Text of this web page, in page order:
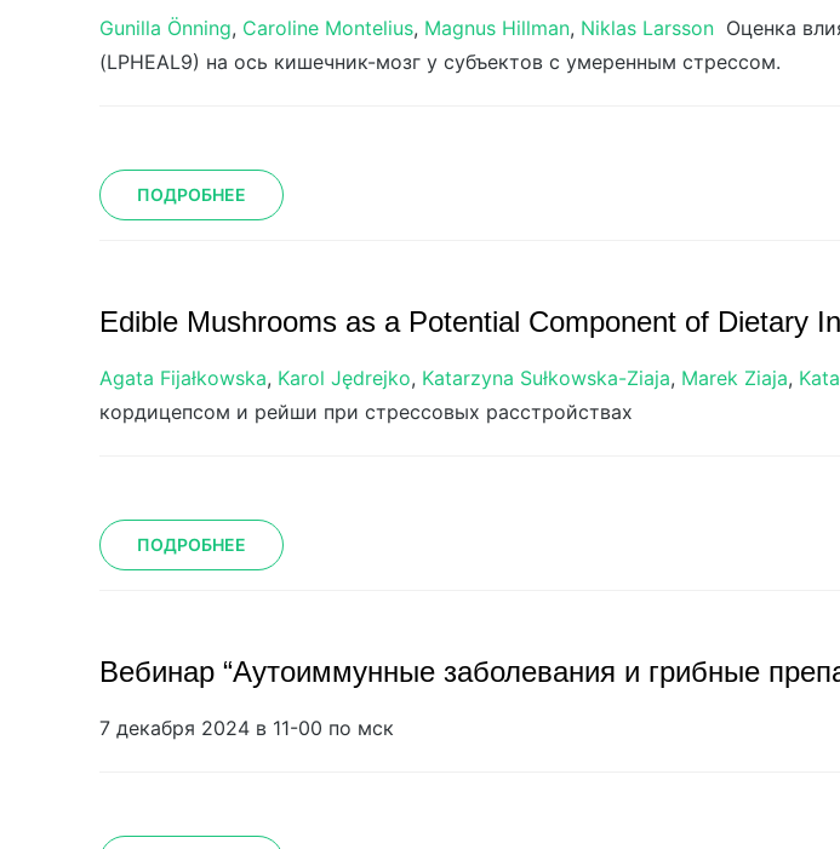
Gunilla Önning, Caroline Montelius, Magnus Hillman, Niklas Larsson Оценка
(LPHEAL9) на ось кишечник-мозг у субъектов с умеренным стрессом.
ПОДРОБНЕЕ
Edible Mushrooms as a Potential Component of Dietary
Agata Fijałkowska, Karol Jędrejko, Katarzyna Sułkowska-Ziaja, Marek Ziaja,
кордицепсом и рейши при стрессовых расстройствах
ПОДРОБНЕЕ
Вебинар “Аутоиммунные заболевания и грибные
7 декабря 2024 в 11-00 по мск